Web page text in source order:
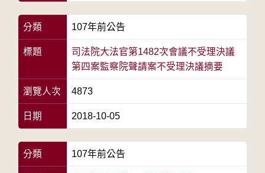
分類 107年前公告
標題
司法院大法官第1482次會議不受理決議
第四案監察院聲請案不受理決議摘要
瀏覽人次 4873
日期 2018-10-05
分類 107年前公告